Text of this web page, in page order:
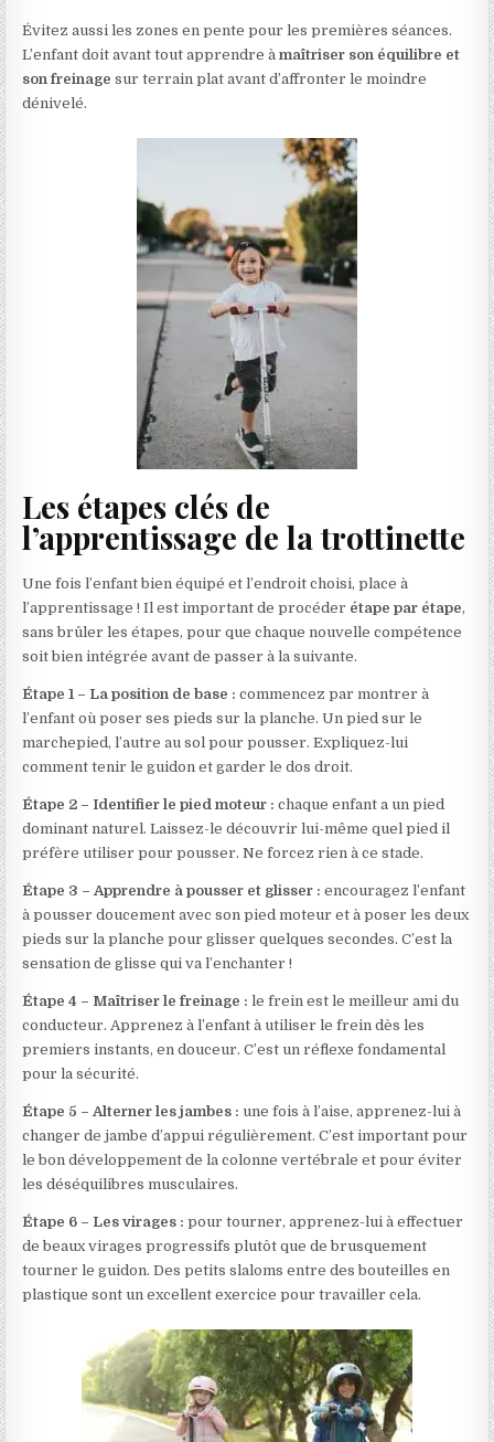
Évitez aussi les zones en pente pour les premières séances.
L’enfant doit avant tout apprendre àmaîtriser son équilibre et
son freinage sur terrain plat avant d’affronter le moindre
dénivelé.
Les étapes clés de
l’apprentissage de la trottinette
Une fois l’enfant bien équipé et l’endroit choisi, place à
l’apprentissage ! Il est important de procéder étape par étape,
sans brûler les étapes, pour que chaque nouvelle compétence
soit bien intégrée avant de passer à la suivante.
Étape 1 – La position de base : commencez par montrer à
l’enfant où poser ses pieds sur la planche. Un pied sur le
marchepied, l’autre au sol pour pousser. Expliquez-lui
comment tenir le guidon et garder le dos droit.
Étape 2 – Identifier le pied moteur : chaque enfant a un pied
dominant naturel. Laissez-le découvrir lui-même quel pied il
préfère utiliser pour pousser. Ne forcez rien à ce stade.
Étape 3 – Apprendre à pousser et glisser : encouragez l’enfant
à pousser doucement avec son pied moteur et à poser les deux
pieds sur la planche pour glisser quelques secondes. C’est la
sensation de glisse qui va l’enchanter !
Étape 4 – Maîtriser le freinage : le frein est le meilleur ami du
conducteur. Apprenez à l’enfant à utiliser le frein dès les
premiers instants, en douceur. C’est un réflexe fondamental
pour la sécurité.
Étape 5 – Alterner les jambes : une fois à l’aise, apprenez-lui à
changer de jambe d’appui régulièrement. C’est important pour
le bon développement de la colonne vertébrale et pour éviter
les déséquilibres musculaires.
Étape 6 – Les virages : pour tourner, apprenez-lui à effectuer
de beaux virages progressifs plutôt que de brusquement
tourner le guidon. Des petits slaloms entre des bouteilles en
plastique sont un excellent exercice pour travailler cela.